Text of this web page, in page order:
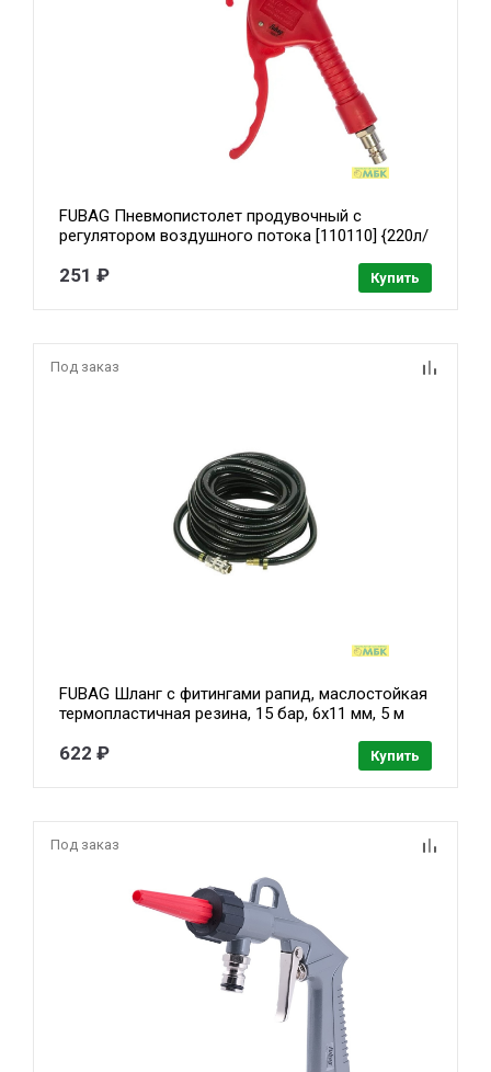
FUBAG Пневмопистолет продувочный с
регулятором воздушного потока [110110] {220л/
251 ₽ Купить
Под заказ
FUBAG Шланг с фитингами рапид, маслостойкая
термопластичная резина, 15 бар, 6x11 мм, 5 м
622 ₽ Купить
Под заказ